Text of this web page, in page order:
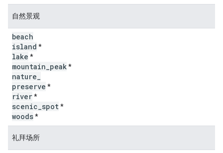
自然景观
beach
island *
lake *
mountain peak*
nature
preserve *
river*
scenic spot*
woods*
礼拜场所